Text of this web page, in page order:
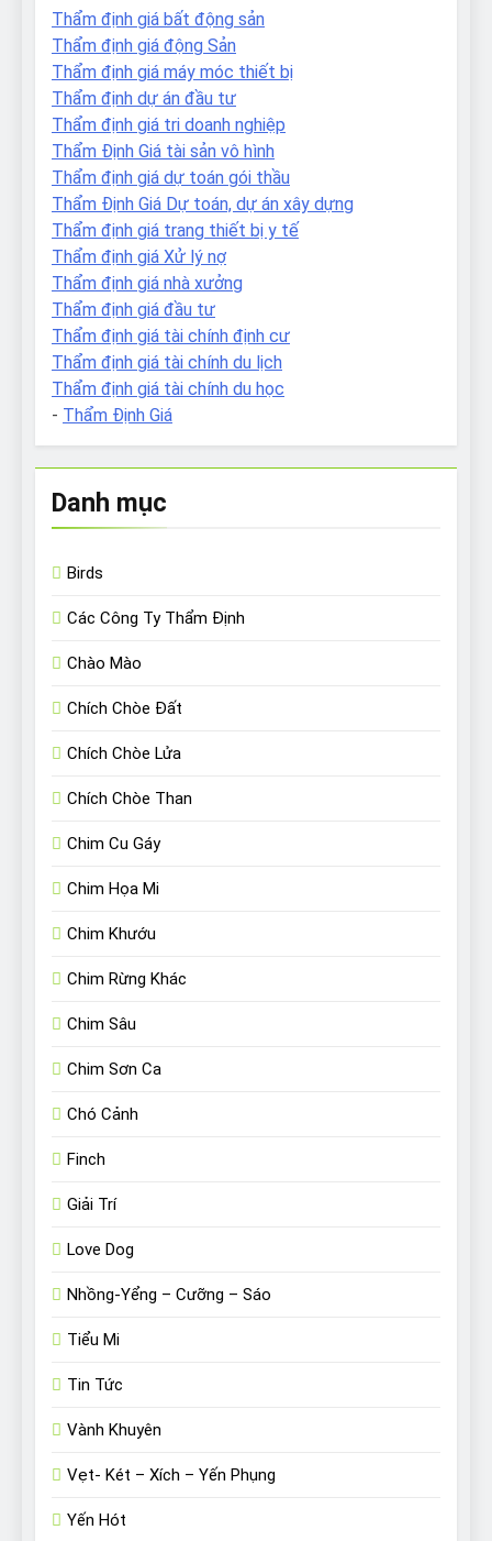
Thẩm định giá bất động sản
Thẩm định giá động Sản
Thẩm định giá máy móc thiết bị
Thẩm định dự án đầu tư
Thẩm định giá tri doanh nghiệp
Thẩm Định Giá tài sản vô hình
Thẩm định giá dự toán gói thầu
Thẩm Định Giá Dự toán, dự án xây dựng
Thẩm định giá trang thiết bị y tế
Thẩm định giá Xử lý nợ
Thẩm định giá nhà xưởng
Thẩm định giá đầu tư
Thẩm định giá tài chính định cư
Thẩm định giá tài chính du lịch
Thẩm định giá tài chính du học
- Thẩm Định Giá
Danh mục
Birds
Các Công Ty Thẩm Định
Chào Mào
Chích Chòe Đất
Chích Chòe Lửa
Chích Chòe Than
Chim Cu Gáy
Chim Họa Mi
Chim Khướu
Chim Rừng Khác
Chim Sâu
Chim Sơn Ca
Chó Cảnh
Finch
Giải Trí
Love Dog
Nhồng-Yểng – Cưỡng – Sáo
Tiểu Mi
Tin Tức
Vành Khuyên
Vẹt- Két – Xích – Yến Phụng
Yến Hót